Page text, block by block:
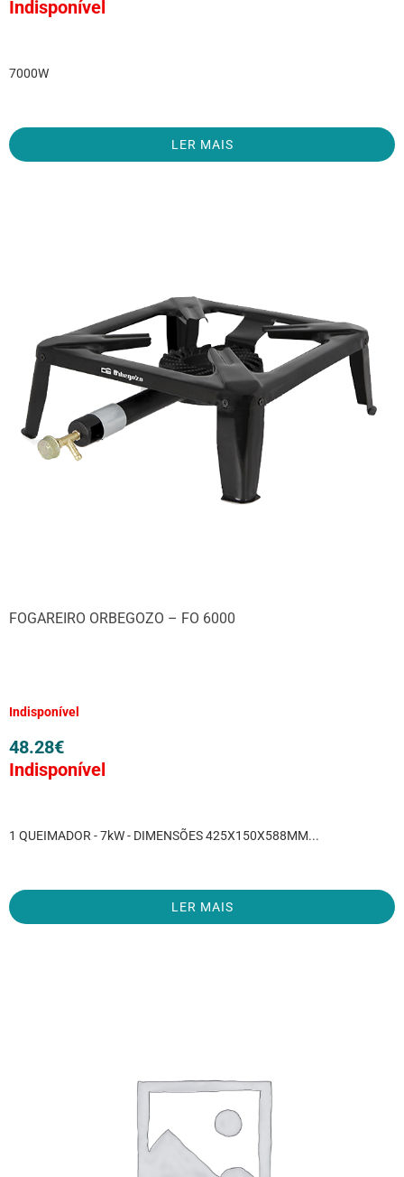
Indisponível
7000W
LER MAIS
FOGAREIRO ORBEGOZO – FO 6000
Indisponível
48.28€
Indisponível
1 QUEIMADOR - 7kW - DIMENSÕES 425X150X588MM...
LER MAIS